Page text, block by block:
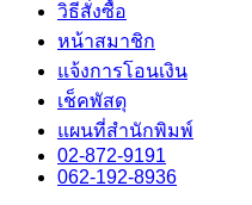
วิธีสั่งซื้อ
หน้าสมาชิก
แจ้งการโอนเงิน
เช็คพัสดุ
แผนที่สำนักพิมพ์
02-872-9191
062-192-8936